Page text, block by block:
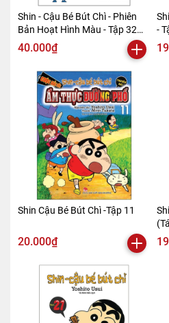
Shin - Cậu Bé Bút Chì - Phiên
Bản Hoạt Hình Màu - Tập 32
(Tái Bản 2019)
40.000₫
-
Shin Cậu Bé Bút Chì -Tập 11
20.000₫